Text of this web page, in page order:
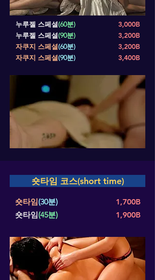
누루젤 스페셜(60분)
3,000B
누루젤 스페셜(90분)
3,200B
자쿠지 스페셜(60분)
3,200B
자쿠지 스페셜(90분) 3,400B
숏타임 코스(short time)
숏타임(30분)
1,700B
숏타임(45분) 1,900B